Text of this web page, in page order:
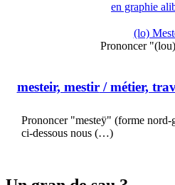
en graphie
(lo)
Prononcer
mesteir, mestir/ métier,
Prononcer "mesteÿ" (forme nord-
ci-dessous nous (…)